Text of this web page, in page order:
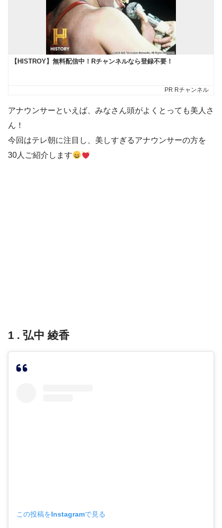
アナウンサーといえば、みなさん頭がよくとっても美人さ
ん！
今回はテレ朝に注目し、美しすぎるアナウンサーの方を
30人ご紹介します
1 . 弘中 綾香
この投稿をInstagramで見る